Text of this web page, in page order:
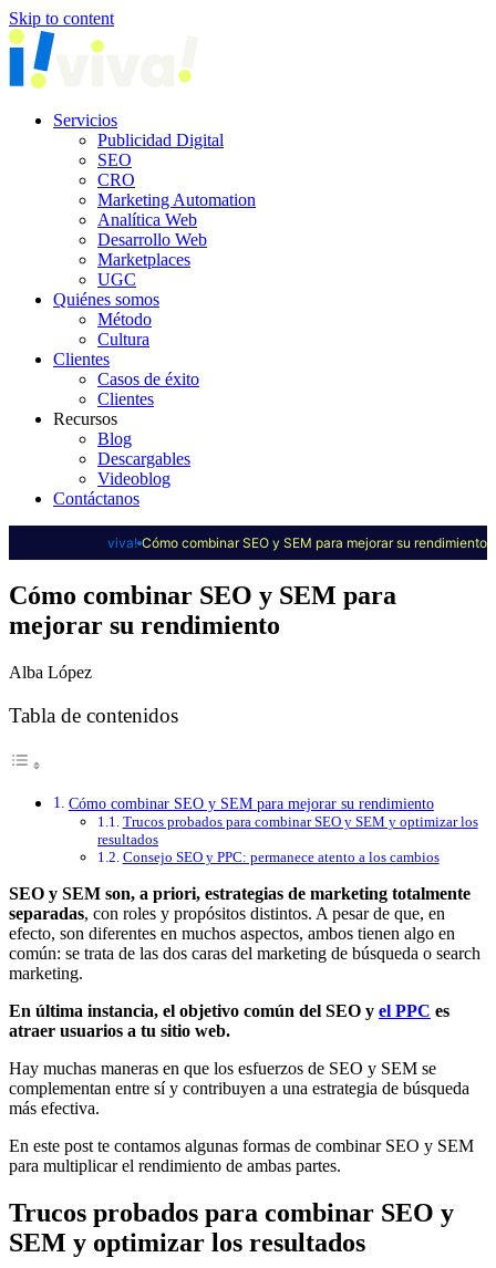
Skip to content
Servicios
Publicidad Digital
SEO
CRO
Marketing Automation
Analítica Web
Desarrollo Web
Marketplaces
UGC
Quiénes somos
Método
Cultura
Clientes
Casos de éxito
Clientes
Recursos
Blog
Descargables
Videoblog
Contáctanos
viva! Cómo combinar SEO y SEM para mejorar su rendimiento
Cómo combinar SEO y SEM para
mejorar su rendimiento
Alba López
Tabla de contenidos
Cómo combinar SEO y SEM para mejorar su rendimiento
Trucos probados para combinar SEO y SEM y optimizar los
resultados
Consejo SEO y PPC: permanece atento a los cambios
SEO y SEM son, a priori, estrategias de marketing totalmente
separadas, con roles y propósitos distintos. A pesar de que, en
efecto, son diferentes en muchos aspectos, ambos tienen algo en
común: se trata de las dos caras del marketing de búsqueda o search
marketing.
En última instancia, el objetivo común del SEO y el PPC es
atraer usuarios a tu sitio web.
Hay muchas maneras en que los esfuerzos de SEO y SEM se
complementan entre sí y contribuyen a una estrategia de búsqueda
más efectiva.
En este post te contamos algunas formas de combinar SEO y SEM
para multiplicar el rendimiento de ambas partes.
Trucos probados para combinar SEO y
SEM y optimizar los resultados